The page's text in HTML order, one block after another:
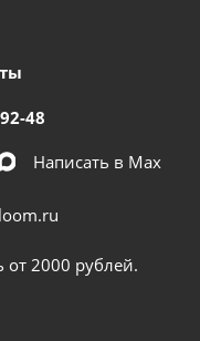
48
Написать в Мах
от 2000 рублей.